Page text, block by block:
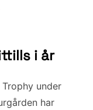
i år
under
har